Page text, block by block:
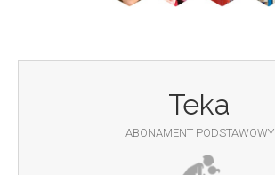
Teka
ABONAMENT PODSTAWOWY